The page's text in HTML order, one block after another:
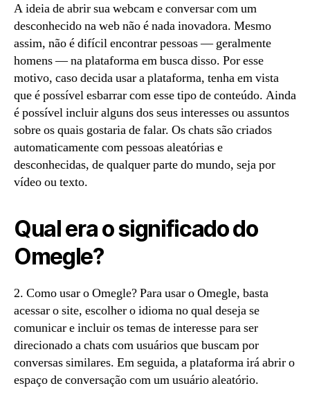
A ideia de abrir sua webcam e conversar com um
desconhecido na web não é nada inovadora. Mesmo
assim, não é difícil encontrar pessoas — geralmente
homens — na plataforma em busca disso. Por esse
motivo, caso decida usar a plataforma, tenha em vista
que é possível esbarrar com esse tipo de conteúdo. Ainda
é possível incluir alguns dos seus interesses ou assuntos
sobre os quais gostaria de falar. Os chats são criados
automaticamente com pessoas aleatórias e
desconhecidas, de qualquer parte do mundo, seja por
vídeo ou texto.
Qual era o significado do
Omegle?
2. Como usar o Omegle? Para usar o Omegle, basta
acessar o site, escolher o idioma no qual deseja se
comunicar e incluir os temas de interesse para ser
direcionado a chats com usuários que buscam por
conversas similares. Em seguida, a plataforma irá abrir o
espaço de conversação com um usuário aleatório.